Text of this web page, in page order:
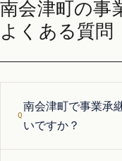
南会津町の事
よくある質問
南会津町で事業承
いですか？